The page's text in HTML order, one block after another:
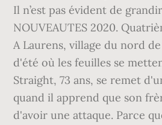
Il n’est pas évident de
NOUVEAUTES 2020.
A Laurens, village du nord
d'été où les feuilles se
Straight, 73 ans, se remet
quand il apprend que son
d'avoir une attaque. Parce